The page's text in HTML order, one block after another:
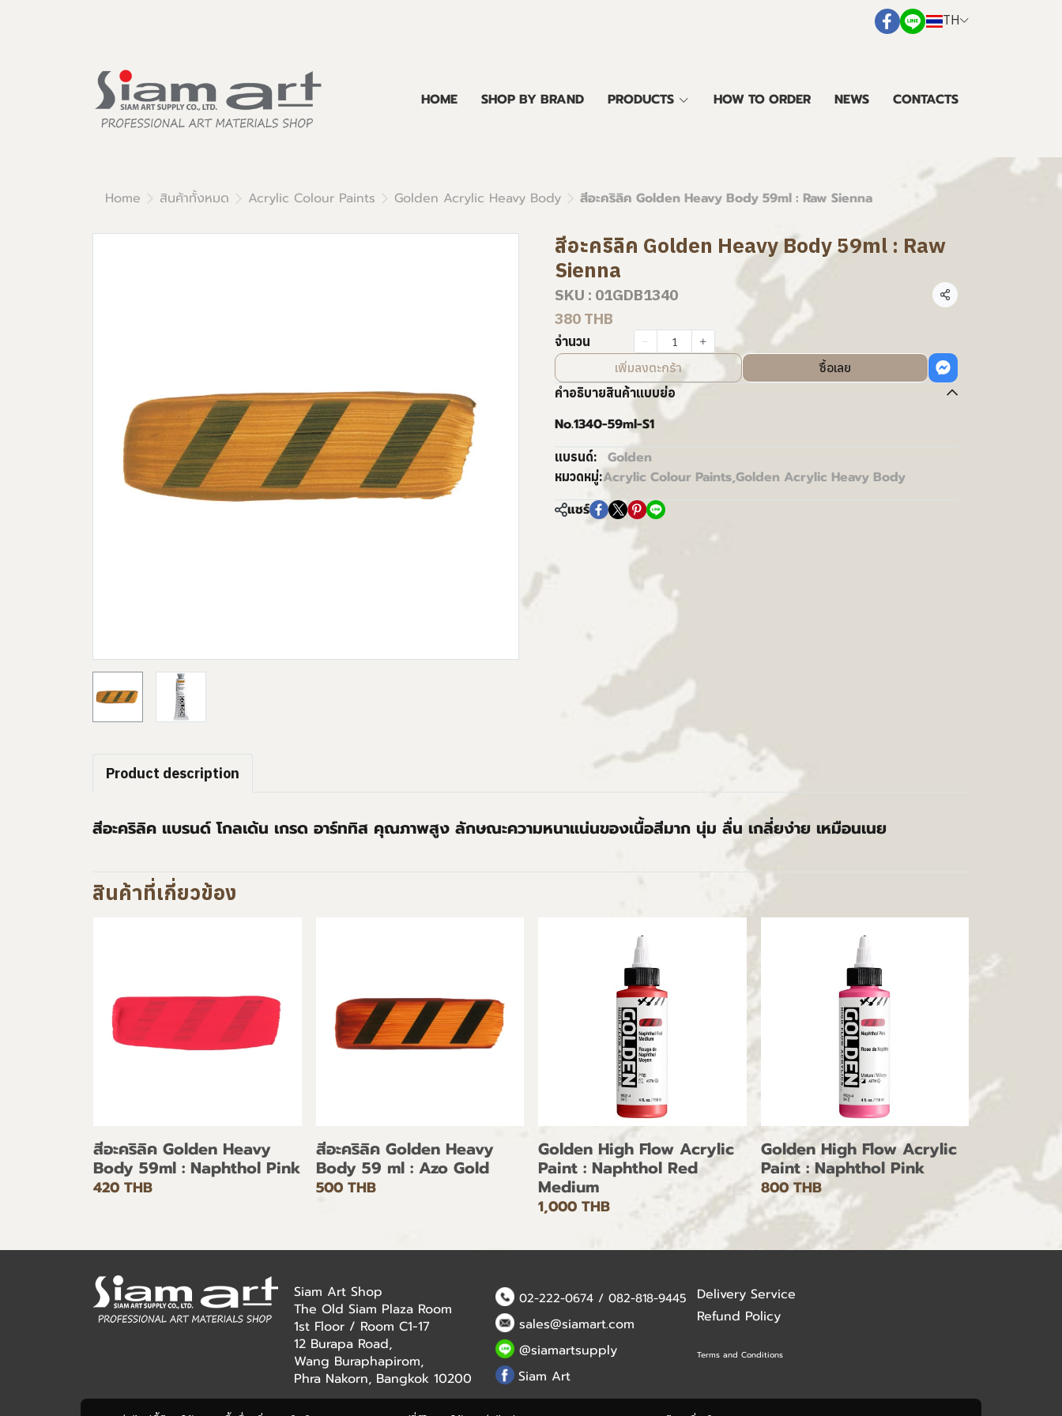
TH
HOME SHOP BY BRAND PRODUCTS HOW TO ORDER NEWS CONTACTS
Home สินค้าทั้งหมด Acrylic Colour Paints Golden Acrylic Heavy Body สีอะคริลิค Golden Heavy Body 59ml : Raw Sienna
สีอะคริลิค Golden Heavy Body 59ml : Raw
Sienna
SKU : 01GDB1340 แชร์
380 THB
จำนวน
เพิ่มลงตะกร้า
ซื้อเลย
คำอธิบายสินค้าแบบย่อ
No.1340-59ml-S1
แบรนด์: Golden
หมวดหมู่:Acrylic Colour Paints,Golden Acrylic Heavy Body
แชร์
Product description
สีอะคริลิค แบรนด์ โกลเด้น เกรด อาร์ททิส คุณภาพสูง ลักษณะความหนาแน่นของเนื้อสีมาก นุ่ม ลื่น เกลี่ยง่าย เหมือนเนย
สินค้าที่เกี่ยวข้อง
สีอะคริลิค Golden Heavy
Body 59ml : Naphthol Pink
420 THB
สีอะคริลิค Golden Heavy
Body 59 ml : Azo Gold
500 THB
Golden High Flow Acrylic
Paint : Naphthol Red
Medium
1,000 THB
Golden High Flow Acrylic
Paint : Naphthol Pink
800 THB
Siam Art Shop
The Old Siam Plaza Room
1st Floor / Room C1-17
12 Burapa Road,
Wang Buraphapirom,
Phra Nakorn, Bangkok 10200
02-222-0674 / 082-818-9445
sales@siamart.com
@siamartsupply
Siam Art
Delivery Service
Refund Policy
Terms and Conditions